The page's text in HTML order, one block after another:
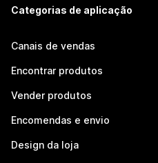
Categorias de aplicação
Canais de vendas
Encontrar produtos
Vender produtos
Encomendas e envio
Design da loja